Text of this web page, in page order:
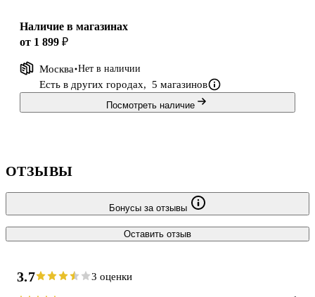
Наличие в магазинах
от 1 899 ₽
Москва Нет в наличии
Есть в других городах, 5 магазинов
Посмотреть наличие
ОТЗЫВЫ
Бонусы за отзывы
Оставить отзыв
3.7 3 оценки